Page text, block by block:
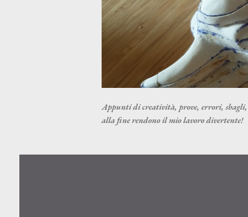
Appunti di creatività, prove, errori, sbagli,
alla fine rendono il mio lavoro divertente!